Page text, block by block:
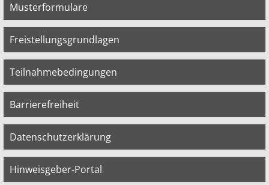
Musterformulare
Freistellungsgrundlagen
Teilnahmebedingungen
Barrierefreiheit
Datenschutzerklärung
Hinweisgeber-Portal